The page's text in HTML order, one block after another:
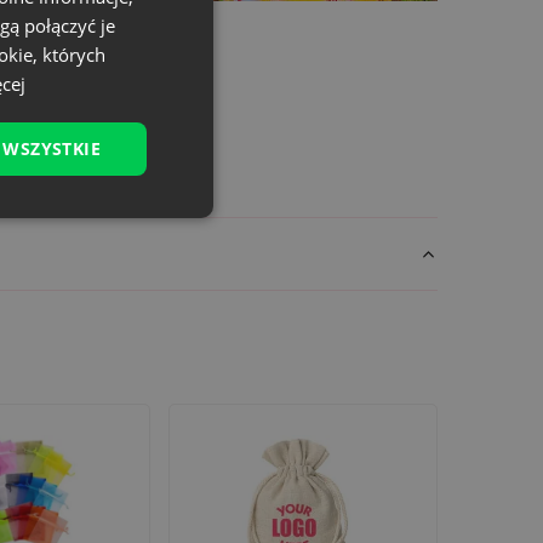
detalu. Skontaktuj się z nami - wspólnie
połączyć je
których